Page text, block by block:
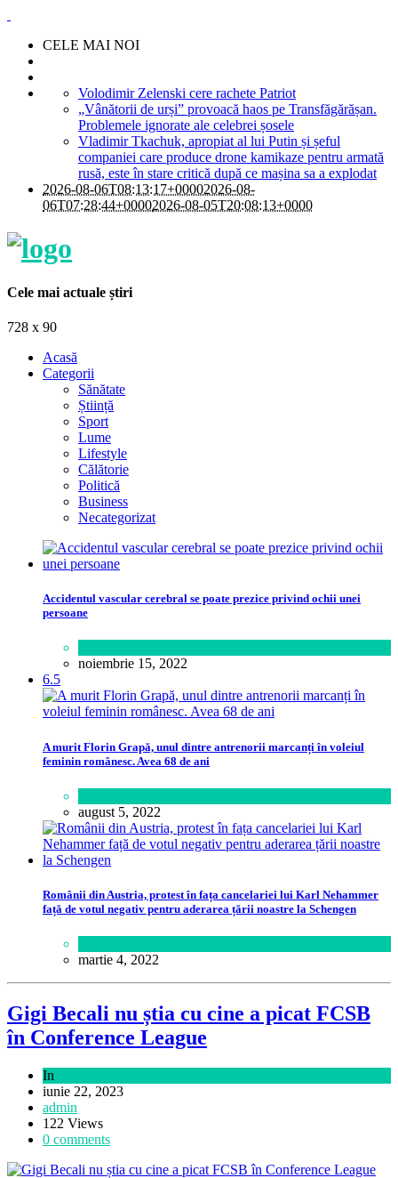
CELE MAI NOI
Volodimir Zelenski cere rachete Patriot
„Vânătorii de urși” provoacă haos pe Transfăgărășan.
Problemele ignorate ale celebrei șosele
Vladimir Tkachuk, apropiat al lui Putin și șeful
companiei care produce drone kamikaze pentru armată
rusă, este în stare critică după ce mașina sa a explodat
2026-08-06T08:13:17+00002026-08-
06T07:28:44+00002026-08-05T20:08:13+0000
Cele mai actuale știri
728 x 90
Acasă
Categorii
Sănătate
Știință
Sport
Lume
Lifestyle
Călătorie
Politică
Business
Necategorizat
Accidentul vascular cerebral se poate prezice privind ochii unei
persoane
noiembrie 15, 2022
6.5
A murit Florin Grapă, unul dintre antrenorii marcanți în voleiul
feminin românesc. Avea 68 de ani
august 5, 2022
Românii din Austria, protest în fața cancelariei lui Karl Nehammer
față de votul negativ pentru aderarea țării noastre la Schengen
martie 4, 2022
Gigi Becali nu știa cu cine a picat FCSB
în Conference League
In
iunie 22, 2023
admin
122 Views
0 comments